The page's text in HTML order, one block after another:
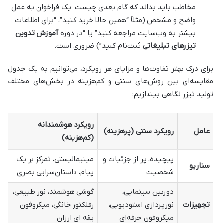
مخاطب باید بداند که گام بعدی چیست. یک فراخوان به عمل
واضح و مشخص (مثلاً “همین حالا خرید کنید”، “برای اطلاعات
بیشتر به وب‌سایت مراجعه کنید” یا “در دورهآموزش تدوین
تیزرهای تبلیغاتی ثبت‌نام کنید”) ضروری است.
برای درک بهتر تفاوت‌ها و مزایای هر رویکرد، می‌توانیم به یک جدول
مقایسه‌ای بین روش‌های سنتی و کم‌هزینه در بخش‌های مختلف
تولید تیزر نگاهی بیندازیم:
عامل رویکرد سنتی (پرهزینه)
رویکرد هوشمندانه
(کم‌هزینه)
سناریو
پیچیده، پر از جزئیات و
شخصیت
مینیمالیستی، تمرکز بر یک
پیام، داستان‌سرایی بصری
تجهیزات
دوربین سینمایی،
نورپردازی استودیویی،
میکروفون حرفه‌ای
گوشی هوشمند، نور طبیعی،
رفلکتور خانگی، میکروفون
یقه ای ارزان